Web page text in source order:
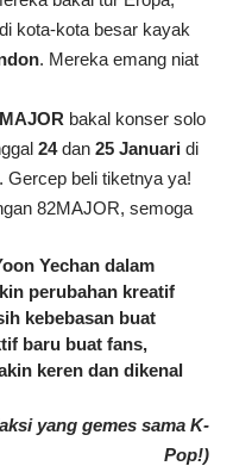
kota-kota besar kayak
. Mereka emang niat
bakal konser solo
24dan 25 Januari di
Gercep beli tiketnya ya!
82MAJOR, semoga
Yechandalam
perubahan kreatif
kebebasan buat
baru buat fans,
keren dan dikenal
yang gemes sama K-
Pop!)